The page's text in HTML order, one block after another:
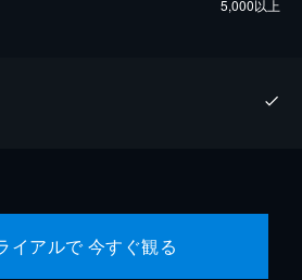
5,000以上
イアルで 今すぐ観る